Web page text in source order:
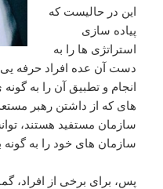
این در حالیست که
پیاده سازی
استراتژی ها را به
دست آن عده افراد حرفه یی
انجام و تطبیق آن را به
های که از داشتن رهبر
سازمان مستفید هستند،
سازمان های خود را به گونه
پس، برای برخی از افراد،